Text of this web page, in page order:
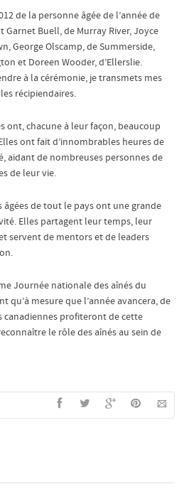
de la personne âgée de l’année de
Garnet Buell, de Murray River, Joyce
George Olscamp, de Summerside,
et Doreen Wooder, d’Ellerslie.
à la cérémonie, je transmets mes
récipiendaires.
ont, chacune à leur façon, beaucoup
ont fait d’innombrables heures de
aidant de nombreuses personnes de
de leur vie.
âgées de tout le pays ont une grande
Elles partagent leur temps, leur
servent de mentors et de leaders
Journée nationale des aînés du
qu’à mesure que l’année avancera, de
canadiennes profiteront de cette
le rôle des aînés au sein de